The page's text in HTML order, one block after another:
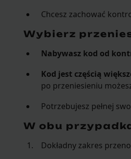
Chcesz zachować
Wybierz
Nabywasz kod od
Kod jest częścią
po przeniesieniu
Potrzebujesz pełnej
W obu
Dokładny zakres